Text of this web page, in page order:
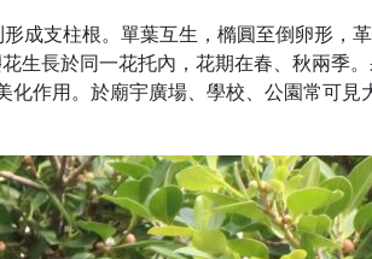
成支柱根。單葉互生，橢圓至倒卵形，
生長於同一花托內，花期在春、秋兩季
作用。於廟宇廣場、學校、公園常可見